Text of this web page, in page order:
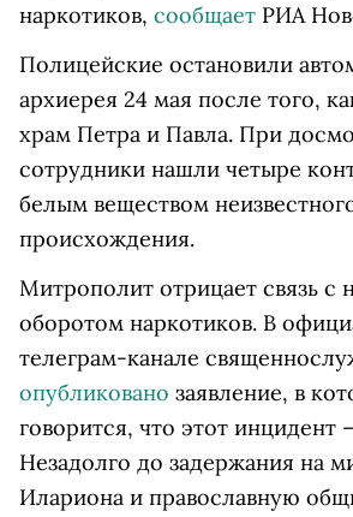
наркотиков, сообщает РИА
Полицейские остановили
архиерея 24 мая после того,
храм Петра и Павла. При
сотрудники нашли четыре
белым веществом
происхождения.
Митрополит отрицает связь с
оборотом наркотиков. В
телеграм-канале
опубликовано заявление, в
говорится, что этот инцидент
Незадолго до задержания на
Илариона и православную